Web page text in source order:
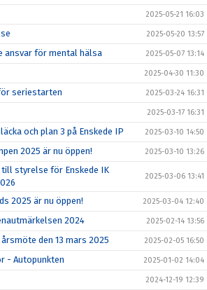
2025-05-21 16:03
2025-05-20 13:57
ansvar för mental hälsa 2025-05-07 13:14
2025-04-30 11:30
seriestarten 2025-03-24 16:31
2025-03-17 16:31
och plan 3 på Enskede IP 2025-03-10 14:50
2025 är nu öppen! 2025-03-10 13:26
styrelse för Enskede IK
2025-03-06 13:41
2025 är nu öppen! 2025-03-04 12:40
2024 2025-02-14 13:56
den 13 mars 2025 2025-02-05 16:50
- Autopunkten 2025-01-02 14:04
2024-12-19 12:39